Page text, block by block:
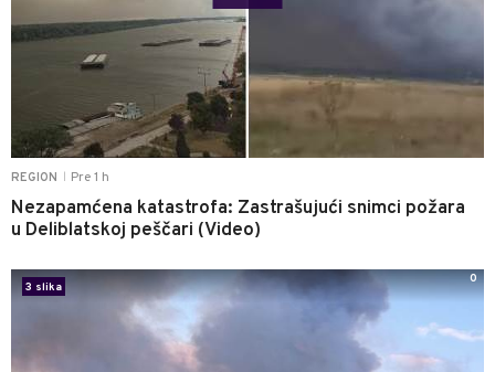
REGION Pre 1 h
Nezapamćena katastrofa: Zastrašujući snimci požara
u Deliblatskoj peščari (Video)
3 slika
0